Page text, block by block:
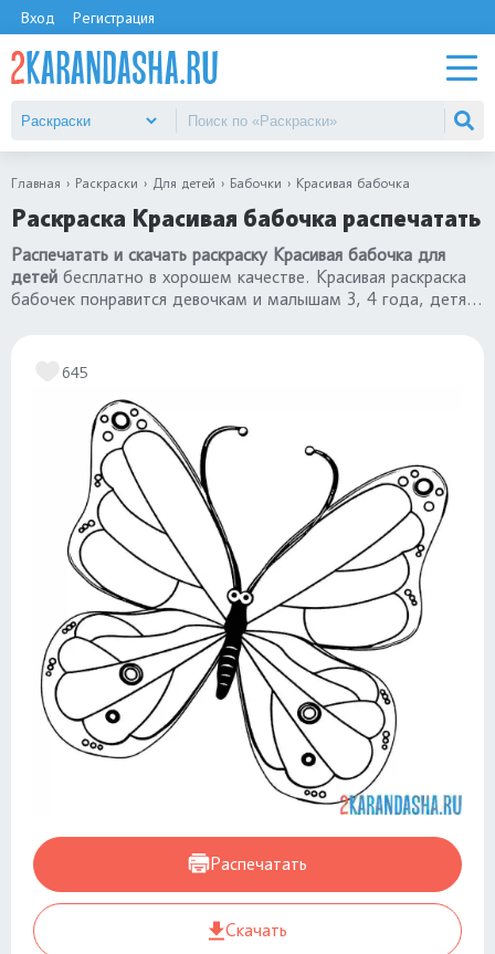
Вход Регистрация
Главная Раскраски Для детей Бабочки Красивая бабочка
Раскраска Красивая бабочка распечатать
Распечатать и скачать раскраску Красивая бабочка для
детей бесплатно в хорошем качестве. Красивая раскраска
бабочек понравится девочкам и малышам 3, 4 года, детям
645
Распечатать
Скачать